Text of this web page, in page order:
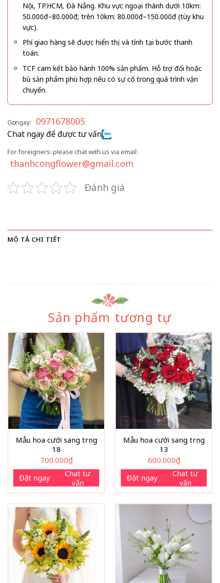
Nội, TP.HCM, Đà Nẵng. Khu vực ngoại thành dưới 10km:
50.000đ–80.000đ; trên 10km: 80.000đ–150.000đ (tùy khu
vực).
Phí giao hàng sẽ được hiển thị và tính tại bước thanh
toán.
TCF cam kết bảo hành 100% sản phẩm. Hỗ trợ đổi hoặc
bù sản phẩm phù hợp nếu có sự cố trong quá trình vận
chuyển.
Gọi ngay: 0971678005
Chat ngay để được tư vấn
For foreigners: please chat with us via email:
thanhcongflower@gmail.com
Đánh giá
MÔ TẢ CHI TIẾT
Sản phẩm tương tự
Mẫu hoa cưới sang trọng
18
700.000₫
Đặt ngay
Chat tư
vấn
Mẫu hoa cưới sang trọng
13
600.000₫
Đặt ngay
Chat tư
vấn